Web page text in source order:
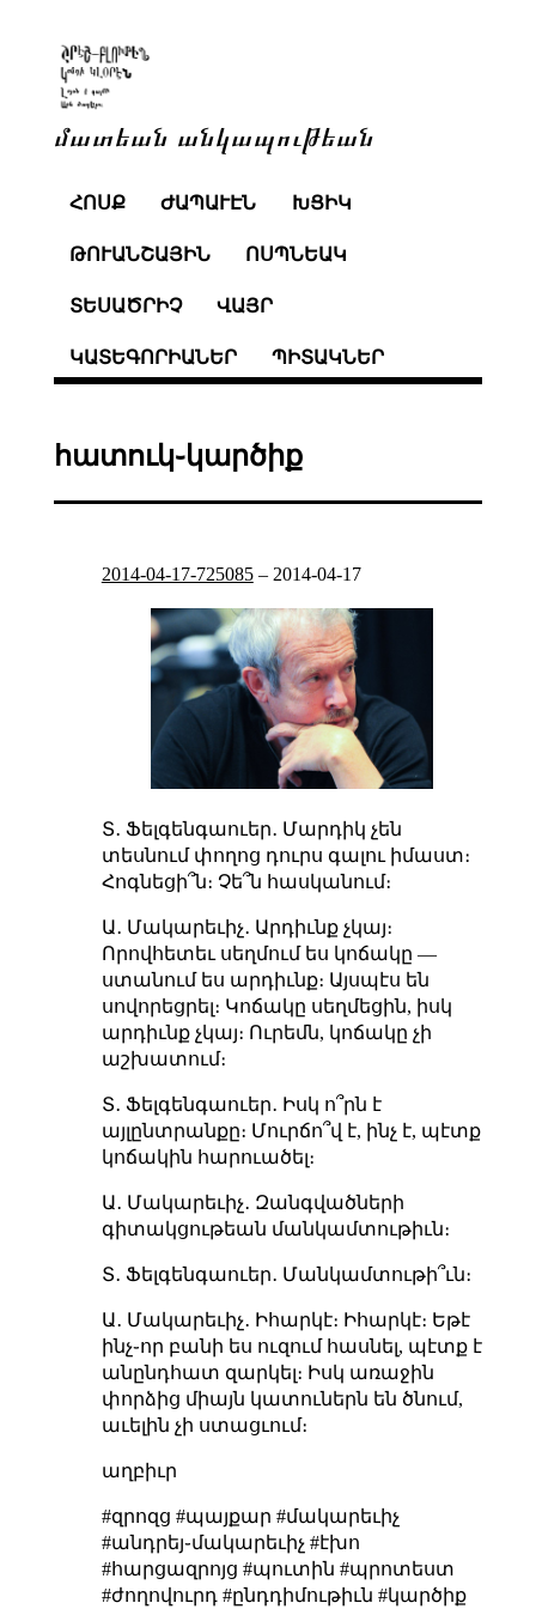
մատեան անկապութեան
ՀՈՍՔ ԺԱՊԱՒԷՆ ԽՑԻԿ
ԹՈՒԱՆՇԱՅԻՆ ՈՍՊՆԵԱԿ
ՏԵՍԱԾՐԻՉ ՎԱՅՐ
ԿԱՏԵԳՈՐԻԱՆԵՐ ՊԻՏԱԿՆԵՐ
հատուկ֊կարծիք
2014-04-17-725085– 2014-04-17
Տ․ Ֆելգենգաուեր․ Մարդիկ չեն
տեսնում փողոց դուրս գալու իմաստ։
Հոգնեցի՞ն։ Չե՞ն հասկանում։
Ա․ Մակարեւիչ․ Արդիւնք չկայ։
Որովհետեւ սեղմում ես կոճակը —
ստանում ես արդիւնք։ Այսպէս են
սովորեցրել։ Կոճակը սեղմեցին, իսկ
արդիւնք չկայ։ Ուրեմն, կոճակը չի
աշխատում։
Տ․ Ֆելգենգաուեր․ Իսկ ո՞րն է
այլընտրանքը։ Մուրճո՞վ է, ինչ է, պէտք
կոճակին հարուածել։
Ա․ Մակարեւիչ․ Զանգվածների
գիտակցութեան մանկամտութիւն։
Տ․ Ֆելգենգաուեր․ Մանկամտութի՞ւն։
Ա․ Մակարեւիչ․ Իհարկէ։ Իհարկէ։ Եթէ
ինչ֊որ բանի ես ուզում հասնել, պէտք է
անընդհատ զարկել։ Իսկ առաջին
փորձից միայն կատուներն են ծնում,
աւելին չի ստացւում։
աղբիւր
#զրոզց #պայքար #մակարեւիչ
#անդրեյ֊մակարեւիչ #էխո
#հարցազրոյց #պուտին #պրոտեստ
#ժողովուրդ #ընդդիմութիւն #կարծիք